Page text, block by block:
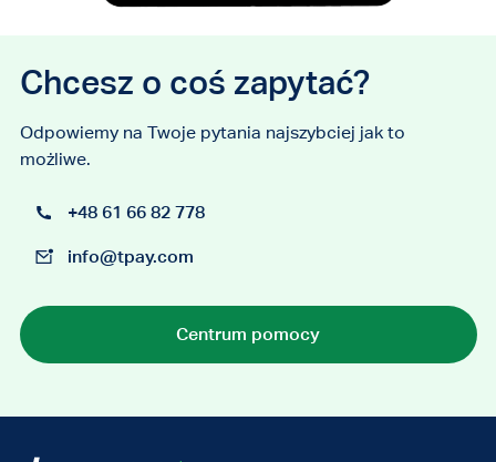
Chcesz o coś zapytać?
Odpowiemy na Twoje pytania najszybciej jak to
możliwe.
+48 61 66 82 778
info@tpay.com
Centrum pomocy